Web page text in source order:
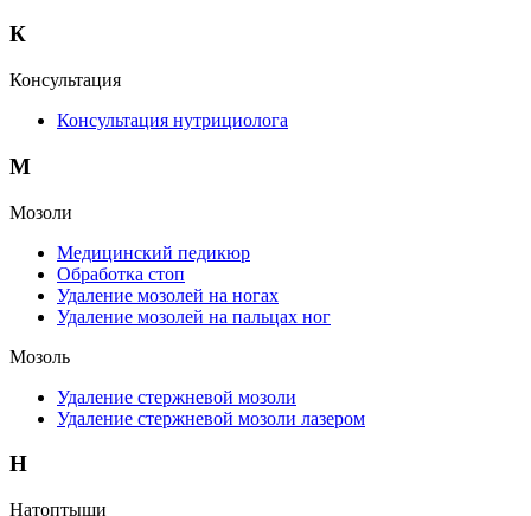
К
Консультация
Консультация нутрициолога
М
Мозоли
Медицинский педикюр
Обработка стоп
Удаление мозолей на ногах
Удаление мозолей на пальцах ног
Мозоль
Удаление стержневой мозоли
Удаление стержневой мозоли лазером
Н
Натоптыши